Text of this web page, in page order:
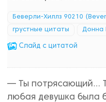
Беверли-Хиллз 90210
грустные цитаты Донна
Cлайд с цитатой
— Ты потрясающий…
любая девушка была